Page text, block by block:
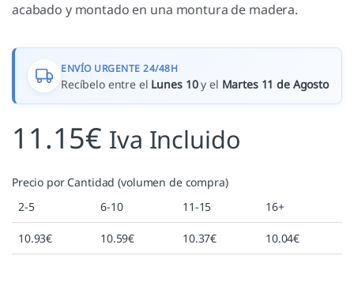
acabado y montado en una montura de madera.
ENVÍO URGENTE 24/48H
Recíbelo entre el Lunes 10y el Martes 11 de Agosto
11.15€ Iva Incluido
Precio por Cantidad (volumen de compra)
2-5
6-10 11-15 16+
10.93€ 10.59€ 10.37€ 10.04€